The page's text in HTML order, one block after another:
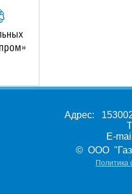
Адрес:
E-
© ООО
Политика